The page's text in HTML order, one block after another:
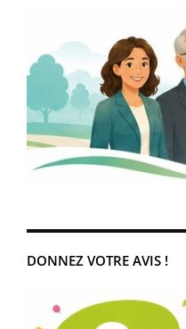
DONNEZ VOTRE AVIS !